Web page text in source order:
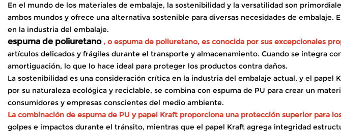
En el mundo de los materiales de embalaje, la sostenibilidad y la versatilidad son
ambos mundos y ofrece una alternativa sostenible para diversas necesidades de
en la industria del embalaje.
espuma de poliuretano , o espuma de poliuretano, es conocida por sus excepcionales
artículos delicados y frágiles durante el transporte y almacenamiento. Cuando se integra
amortiguación, lo que lo hace ideal para proteger los productos contra daños.
La sostenibilidad es una consideración crítica en la industria del embalaje actual, y el
por su naturaleza ecológica y reciclable, se combina con espuma de PU para crear un
consumidores y empresas conscientes del medio ambiente.
La combinación de espuma de PU y papel Kraft proporciona una protección superior para
golpes e impactos durante el tránsito, mientras que el papel Kraft agrega integridad